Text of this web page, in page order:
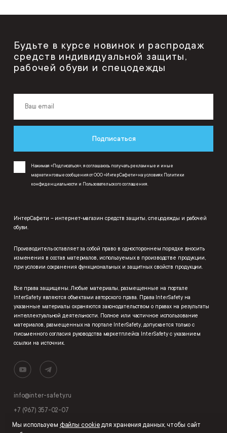
Будьте в курсе новинок и распродаж
средств индивидуальной защиты,
рабочей обуви и спецодежды
Подписаться
Нажимая «Подписаться», я соглашаюсь получать рекламные и иные
маркетинговые сообщения от ООО «ИнтерСафети» на условиях Политики
конфиденциальности и Пользовательского соглашения
ИнтерСафети – интернет-магазин средств защиты, спецодежды и рабочей
обуви.
Производитель оставляет за собой право в одностороннем порядке вносить
изменения в состав материалов, используемых в производстве продукции,
при условии сохранения функциональных и защитных свойств продукции.
Все права защищены. Любые материалы, размещенные на портале
InterSafety являются объектами авторского права. Права InterSafety на
указанные материалы охраняются законодательством о правах на результаты
интеллектуальной деятельности. Полное или частичное использование
материалов, размещенных на портале InterSafety, допускается только с
письменного согласия руководства маркетплейса InterSafety с указанием
ссылки на источник.
info@inter-safety.ru
+7 (967) 357-02-07
Мы используем файлы cookieдля хранения данных, чтобы сайт